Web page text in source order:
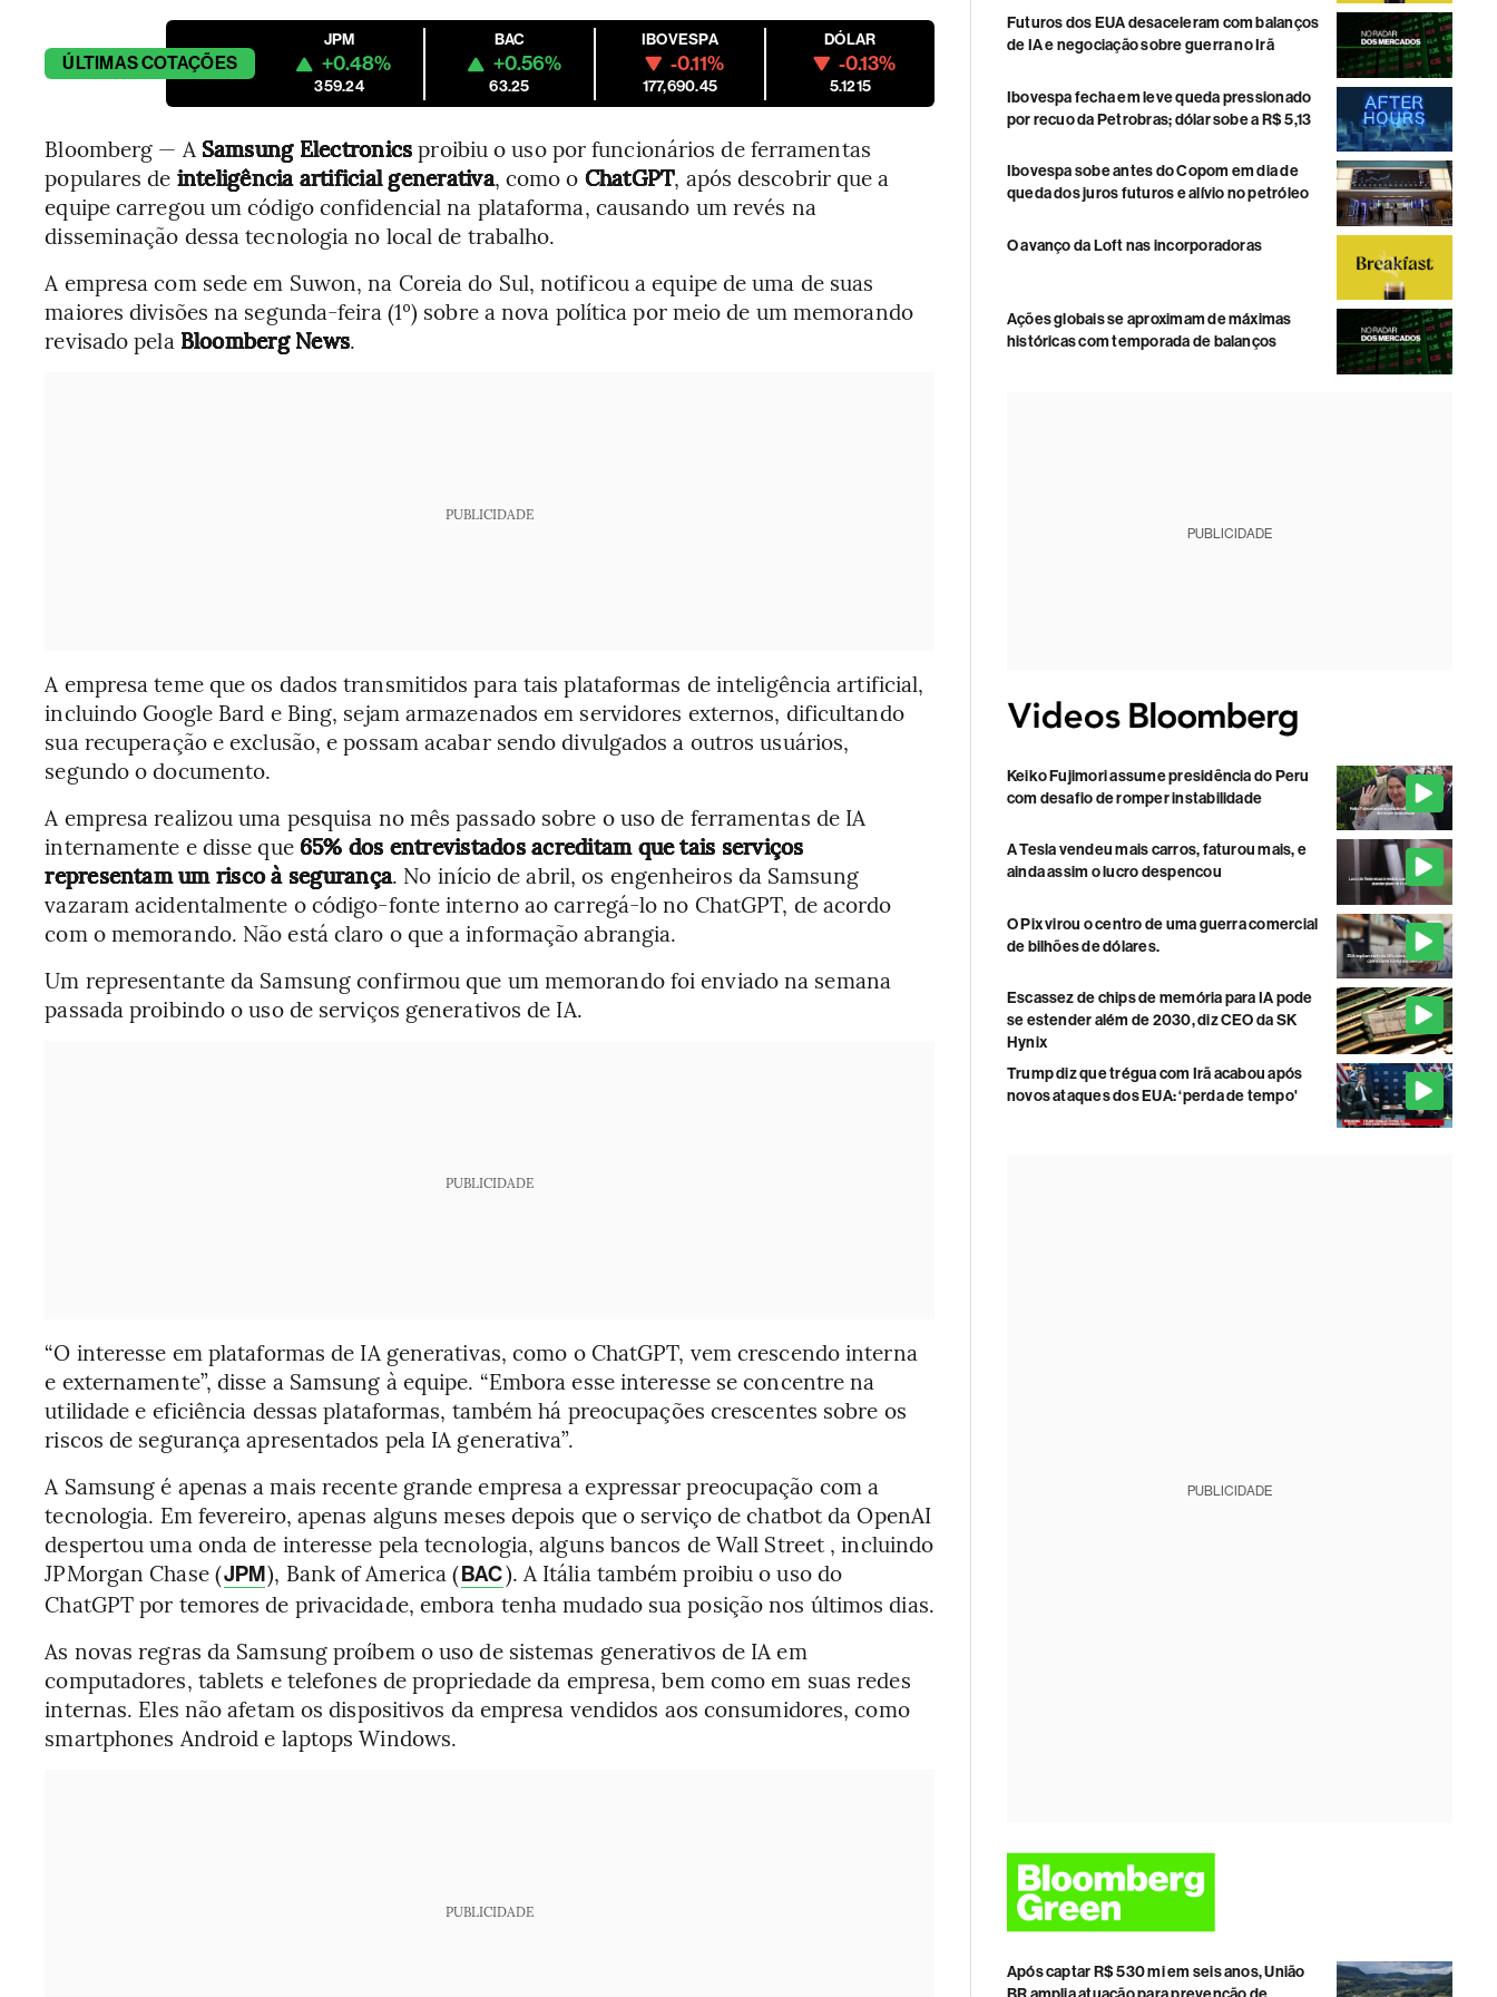
ÚLTIMASCOTAÇÕES
JPM
+0.48%
359.24
BAC
+0.56%
63.25
IBOVESPA
-0.11%
177,690.45
DÓLAR
-0.13%
5.1215
Bloomberg — A Samsung Electronicsproibiu o uso por funcionários de ferramentas
populares de inteligência artificial generativa, como o ChatGPT, após descobrir que a
equipe carregou um código confidencial na plataforma, causando um revés na
disseminação dessa tecnologia no local de trabalho.
A empresa com sede em Suwon, na Coreia do Sul, notificou a equipe de uma de suas
maiores divisões na segunda-feira (1º) sobre a nova política por meio de um memorando
revisado pela Bloomberg News.
PUBLICIDADE
A empresa teme que os dados transmitidos para tais plataformas de inteligência artificial,
incluindo Google Bard e Bing, sejam armazenados em servidores externos, dificultando
sua recuperação e exclusão, e possam acabar sendo divulgados a outros usuários,
segundo o documento.
A empresa realizou uma pesquisa no mês passado sobre o uso de ferramentas de IA
internamente e disse que 65% dos entrevistados acreditam que tais serviços
representam um risco à segurança. No início de abril, os engenheiros da Samsung
vazaram acidentalmente o código-fonte interno ao carregá-lo no ChatGPT, de acordo
com o memorando. Não está claro o que a informação abrangia.
Um representante da Samsung confirmou que um memorando foi enviado na semana
passada proibindo o uso de serviços generativos de IA.
PUBLICIDADE
“O interesse em plataformas de IA generativas, como o ChatGPT, vem crescendo interna
e externamente”, disse a Samsung à equipe. “Embora esse interesse se concentre na
utilidade e eficiência dessas plataformas, também há preocupações crescentes sobre os
riscos de segurança apresentados pela IA generativa”.
A Samsung é apenas a mais recente grande empresa a expressar preocupação com a
tecnologia. Em fevereiro, apenas alguns meses depois que o serviço de chatbot da OpenAI
despertou uma onda de interesse pela tecnologia, alguns bancos de Wall Street , incluindo
JPMorgan Chase (JPM), Bank of America (BAC). A Itália também proibiu o uso do
ChatGPT por temores de privacidade, embora tenha mudado sua posição nos últimos dias.
As novas regras da Samsung proíbem o uso de sistemas generativos de IA em
computadores, tablets e telefones de propriedade da empresa, bem como em suas redes
internas. Eles não afetam os dispositivos da empresa vendidos aos consumidores, como
smartphones Android e laptops Windows.
PUBLICIDADE
Futuros dos EUA desaceleram com balanços
de IA e negociação sobre guerra no Irã
Ibovespa fecha em leve queda pressionado
por recuo da Petrobras; dólar sobe a R$ 5,13
Ibovespa sobe antes do Copom em dia de
queda dos juros futuros e alívio no petróleo
O avanço da Loft nas incorporadoras
Ações globais se aproximam de máximas
históricas com temporada de balanços
PUBLICIDADE
Keiko Fujimori assume presidência do Peru
com desafio de romper instabilidade
A Tesla vendeu mais carros, faturou mais, e
ainda assim o lucro despencou
O Pix virou o centro de uma guerra comercial
de bilhões de dólares.
Escassez de chips de memória para IA pode
se estender além de 2030, diz CEO da SK
Hynix
Trump diz que trégua com Irã acabou após
novos ataques dos EUA: ‘perda de tempo'
PUBLICIDADE
Após captar R$ 530 mi em seis anos, União